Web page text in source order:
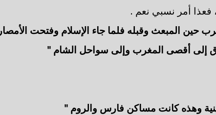
أمر نسبي نعم .
حين المبعث وقبله فلما جاء الإسلام وفتحت الأمصار
إلى أقصى المغرب وإلى سواحل الشام "
وهذه كانت مساكن فارس والروم "